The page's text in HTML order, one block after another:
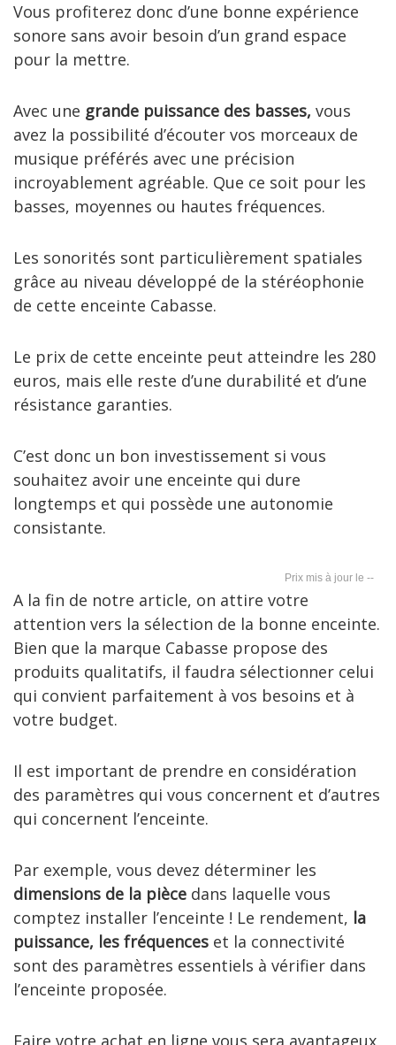
Vous profiterez donc d’une bonne expérience
sonore sans avoir besoin d’un grand espace
pour la mettre.
Avec une grande puissance des basses, vous
avez la possibilité d’écouter vos morceaux de
musique préférés avec une précision
incroyablement agréable. Que ce soit pour les
basses, moyennes ou hautes fréquences.
Les sonorités sont particulièrement spatiales
grâce au niveau développé de la stéréophonie
de cette enceinte Cabasse.
Le prix de cette enceinte peut atteindre les 280
euros, mais elle reste d’une durabilité et d’une
résistance garanties.
C’est donc un bon investissement si vous
souhaitez avoir une enceinte qui dure
longtemps et qui possède une autonomie
consistante.
--
A la fin de notre article, on attire votre
attention vers la sélection de la bonne enceinte.
Bien que la marque Cabasse propose des
produits qualitatifs, il faudra sélectionner celui
qui convient parfaitement à vos besoins et à
votre budget.
Il est important de prendre en considération
des paramètres qui vous concernent et d’autres
qui concernent l’enceinte.
Par exemple, vous devez déterminer les
dimensions de la pièce dans laquelle vous
comptez installer l’enceinte ! Le rendement, la
puissance, les fréquences et la connectivité
sont des paramètres essentiels à vérifier dans
l’enceinte proposée.